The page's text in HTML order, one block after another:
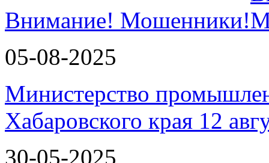
Внимание! Мошенники!
05-08-2025
Министерство
Хабаровского края 12
30-05-2025